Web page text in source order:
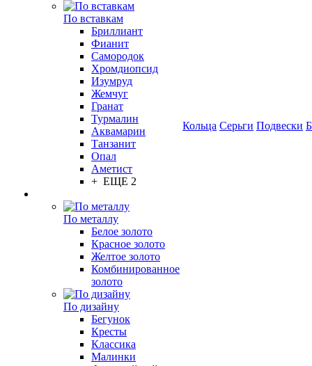
По вставкам
Бриллиант
Фианит
Самородок
Хромдиопсид
Изумруд
Жемчуг
Гранат
Турмалин
Аквамарин
Танзанит
Опал
Аметист
+ ЕЩЕ 2
По металлу
Белое золото
Красное золото
Желтое золото
Комбинированное
золото
По дизайну
Бегунок
Кресты
Классика
Малинки
Кольца Серьги Подвески